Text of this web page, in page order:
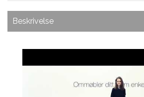
Beskrivelse